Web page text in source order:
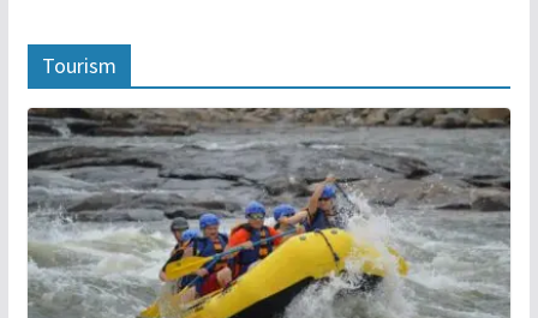
MXL
NUEVA ERA MAGFED SE CORONA EN
TORNEO DE PAINTBALL
BOXEO INTERNACIONAL
XOLOS LOGRA TRES PUNTOS MAS
Tourism